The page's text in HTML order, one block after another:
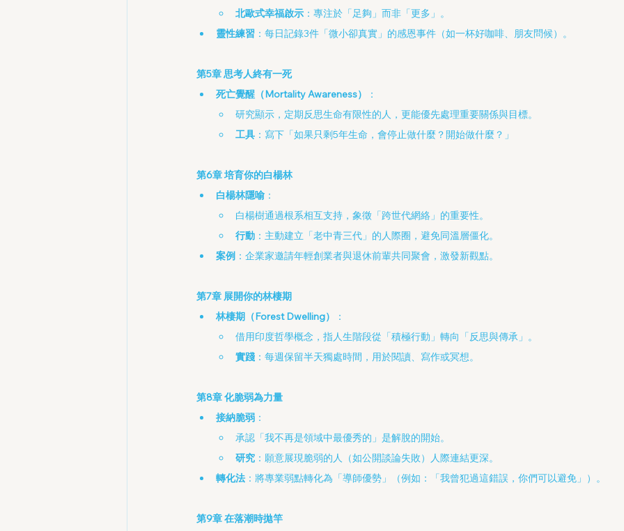
北歐式幸福啟示 ：專注於「足夠」而非「更多」。
靈性練習 ：每日記錄3件「微小卻真實」的感恩事件（如一杯好咖啡、朋友問候）。
第5章 思考人終有一死
死亡覺醒（Mortality Awareness）
：
研究顯示，定期反思生命有限性的人，更能優先處理重要關係與目標。
工具 ：寫下「如果只剩5年生命，會停止做什麼？開始做什麼？」
第6章 培育你的白楊林
白楊林隱喻 ：
白楊樹通過根系相互支持，象徵「跨世代網絡」的重要性。
行動 ：主動建立「老中青三代」的人際圈，避免同溫層僵化。
案例 ：企業家邀請年輕創業者與退休前輩共同聚會，激發新觀點。
第7章 展開你的林棲期
林棲期（Forest Dwelling）
：
借用印度哲學概念，指人生階段從「積極行動」轉向「反思與傳承」。
實踐 ：每週保留半天獨處時間，用於閱讀、寫作或冥想。
第8章 化脆弱為力量
接納脆弱 ：
承認「我不再是領域中最優秀的」是解脫的開始。
研究 ：願意展現脆弱的人（如公開談論失敗）人際連結更深。
轉化法 ：將專業弱點轉化為「導師優勢」（例如：「我曾犯過這錯誤，你們可以避免」）。
第9章 在落潮時拋竿